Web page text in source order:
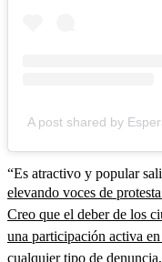
A post shared by
“Es atractivo y popular
elevando voces de
Creo que el deber de los
una participación activa
cualquier tipo de